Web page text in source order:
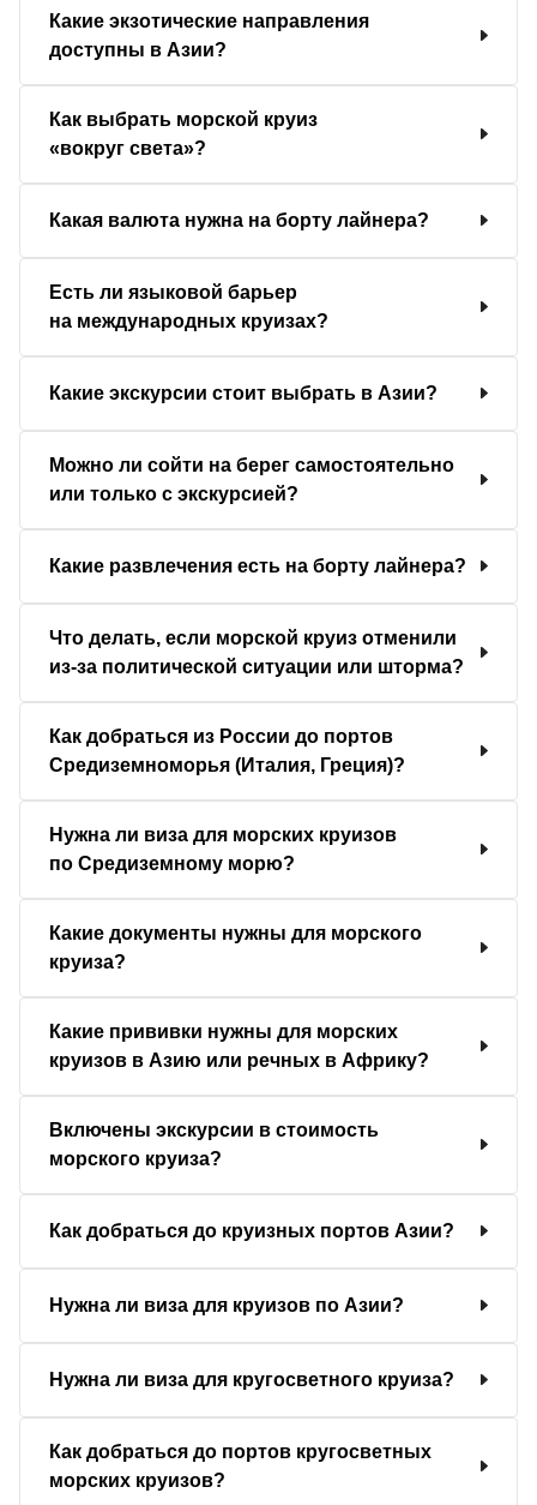
Какие экзотические направления
доступны в Азии?
Как выбрать морской круиз
«вокруг света»?
Какая валюта нужна на борту лайнера?
Есть ли языковой барьер
на международных круизах?
Какие экскурсии стоит выбрать в Азии?
Можно ли сойти на берег самостоятельно
или только с экскурсией?
Какие развлечения есть на борту лайнера?
Что делать, если морской круиз отменили
из-за политической ситуации или шторма?
Как добраться из России до портов
Средиземноморья (Италия, Греция)?
Нужна ли виза для морских круизов
по Средиземному морю?
Какие документы нужны для морского
круиза?
Какие прививки нужны для морских
круизов в Азию или речных в Африку?
Включены экскурсии в стоимость
морского круиза?
Как добраться до круизных портов Азии?
Нужна ли виза для круизов по Азии?
Нужна ли виза для кругосветного круиза?
Как добраться до портов кругосветных
морских круизов?